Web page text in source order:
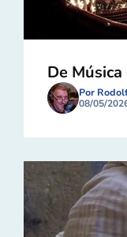
De
Por
08/05/